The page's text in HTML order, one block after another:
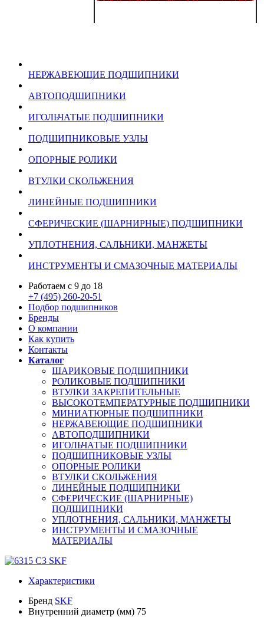
НЕРЖАВЕЮЩИЕ ПОДШИПНИКИ
АВТОПОДШИПНИКИ
ИГОЛЬЧАТЫЕ ПОДШИПНИКИ
ПОДШИПНИКОВЫЕ УЗЛЫ
ОПОРНЫЕ РОЛИКИ
ВТУЛКИ СКОЛЬЖЕНИЯ
ЛИНЕЙНЫЕ ПОДШИПНИКИ
СФЕРИЧЕСКИЕ (ШАРНИРНЫЕ) ПОДШИПНИКИ
УПЛОТНЕНИЯ, САЛЬНИКИ, МАНЖЕТЫ
ИНСТРУМЕНТЫ И СМАЗОЧНЫЕ МАТЕРИАЛЫ
Работаем с 9 до 18
+7 (495) 260-20-51
Подбор подшипников
Бренды
О компании
Как купить
Контакты
Каталог
ШАРИКОВЫЕ ПОДШИПНИКИ
РОЛИКОВЫЕ ПОДШИПНИКИ
ВТУЛКИ ЗАКРЕПИТЕЛЬНЫЕ
ВЫСОКОТЕМПЕРАТУРНЫЕ ПОДШИПНИКИ
МИНИАТЮРНЫЕ ПОДШИПНИКИ
НЕРЖАВЕЮЩИЕ ПОДШИПНИКИ
АВТОПОДШИПНИКИ
ИГОЛЬЧАТЫЕ ПОДШИПНИКИ
ПОДШИПНИКОВЫЕ УЗЛЫ
ОПОРНЫЕ РОЛИКИ
ВТУЛКИ СКОЛЬЖЕНИЯ
ЛИНЕЙНЫЕ ПОДШИПНИКИ
СФЕРИЧЕСКИЕ (ШАРНИРНЫЕ)
ПОДШИПНИКИ
УПЛОТНЕНИЯ, САЛЬНИКИ, МАНЖЕТЫ
ИНСТРУМЕНТЫ И СМАЗОЧНЫЕ
МАТЕРИАЛЫ
Характеристики
Бренд SKF
Внутренний диаметр (мм) 75